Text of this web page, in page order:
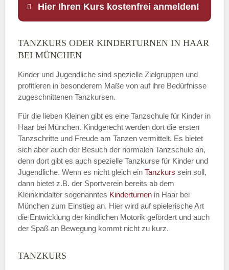
Hier Ihren Kurs kostenfrei anmelden!
Name
E-Mail*
Name der Tanzschule
Kontakt E-Mail
TANZKURS ODER KINDERTURNEN IN HAAR
BEI MÜNCHEN
Kinder und Jugendliche sind spezielle Zielgruppen und
profitieren in besonderem Maße von auf ihre Bedürfnisse
zugeschnittenen Tanzkursen.
Für die lieben Kleinen gibt es eine Tanzschule für Kinder in
Haar bei München. Kindgerecht werden dort die ersten
Tanzschritte und Freude am Tanzen vermittelt. Es bietet
sich aber auch der Besuch der normalen Tanzschule an,
denn dort gibt es auch spezielle Tanzkurse für Kinder und
Jugendliche. Wenn es nicht gleich ein Tanzkurs sein soll,
dann bietet z.B. der Sportverein bereits ab dem
Kleinkindalter sogenanntes Kinderturnen in Haar bei
München zum Einstieg an. Hier wird auf spielerische Art
die Entwicklung der kindlichen Motorik gefördert und auch
der Spaß an Bewegung kommt nicht zu kurz.
TANZKURS